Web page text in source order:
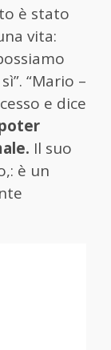
è stato
vita:
“Mario –
e dice
Il suo
è un